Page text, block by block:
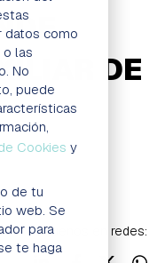
datos como
las
No
puede
Cookies y
de tu
web. Se
para
te haga
ESCUELA
DE
Síguenos en redes: